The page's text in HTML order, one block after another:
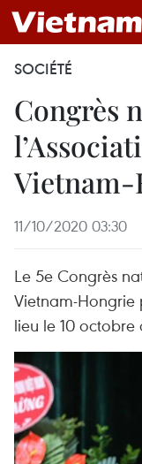
SOCIÉTÉ
Congrès
11/10/2020 03:30
Le 5e Congrès
Vietnam-
lieu le 10 octobre